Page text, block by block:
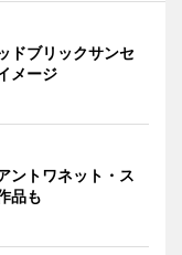
ドブリックサンセ
メージ
ントワネット・ス
品も